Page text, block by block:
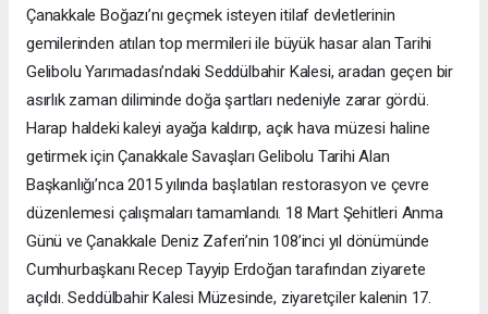
Çanakkale Boğazı’nı geçmek isteyen itilaf devletlerinin
gemilerinden atılan top mermileri ile büyük hasar alan Tarihi
Gelibolu Yarımadası’ndaki Seddülbahir Kalesi, aradan geçen bir
asırlık zaman diliminde doğa şartları nedeniyle zarar gördü.
Harap haldeki kaleyi ayağa kaldırıp, açık hava müzesi haline
getirmek için Çanakkale Savaşları Gelibolu Tarihi Alan
Başkanlığı’nca 2015 yılında başlatılan restorasyon ve çevre
düzenlemesi çalışmaları tamamlandı. 18 Mart Şehitleri Anma
Günü ve Çanakkale Deniz Zaferi’nin 108’inci yıl dönümünde
Cumhurbaşkanı Recep Tayyip Erdoğan tarafından ziyarete
açıldı. Seddülbahir Kalesi Müzesinde, ziyaretçiler kalenin 17.